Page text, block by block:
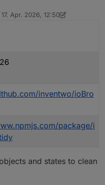
17. Apr. 2026, 12:50
von skvarel
inventwo/ioBro
package/i
and states to clean